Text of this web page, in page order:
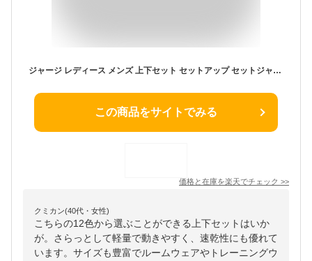
ジャージ レディース メンズ 上下セット セットアップ セットジャージ トレーニングウェア ラインジャージ スポーツ ルームウェア 部屋着 運動着 男性用 女性用 ランニング ジョギング ウォーキング ピンク ネイビー 水色 グリーン 緑色 PONTAPES ポンタペス PSS-690 《☆》
この商品をサイトでみる
価格と在庫を楽天でチェック >>
クミカン(40代・女性)
こちらの12色から選ぶことができる上下セットはいか
が。さらっとして軽量で動きやすく、速乾性にも優れて
います。サイズも豊富でルームウェアやトレーニングウ